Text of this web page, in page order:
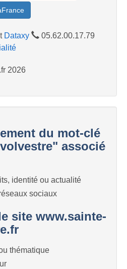
Dataxy
05.62.00.17.79
2026
du mot-clé
associé
identité ou actualité
sociaux
site www.sainte-
thématique